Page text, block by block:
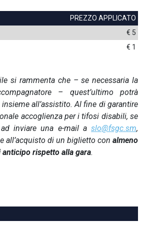
PREZZO APPLICATO
€ 5
€ 1
si rammenta che – se necessaria la
– quest’ultimo potrà
all’assistito. Al fine di garantire
accoglienza per i tifosi disabili, se
inviare una e-mail a slo@fsgc.sm,
all’acquisto di un biglietto con almeno
rispetto alla gara.